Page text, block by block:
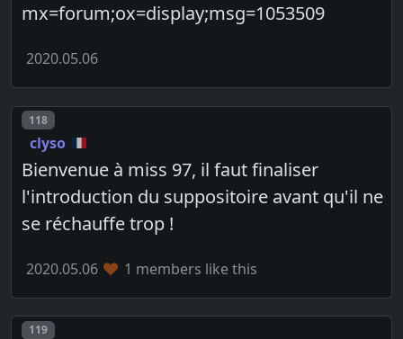
mx=forum;ox=display;msg=1053509
2020.05.06
Post number
118
clyso
Bienvenue à miss 97, il faut finaliser
l'introduction du suppositoire avant qu'il ne
se réchauffe trop !
2020.05.06 1 members like this
Post number
119